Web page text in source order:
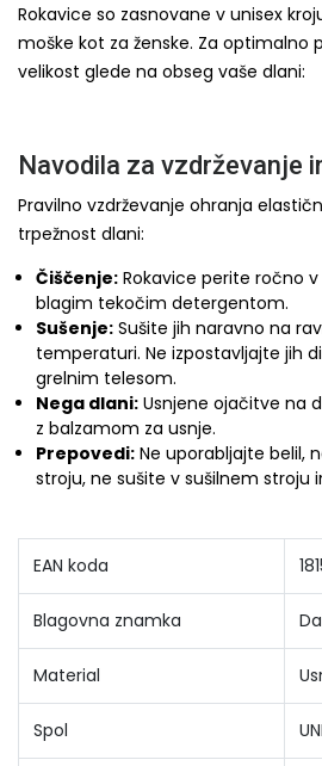
Rokavice so zasnovane v unisex
moške kot za ženske. Za optimalno
velikost glede na obseg vaše dlani:
Navodila za vzdrževanje
Pravilno vzdrževanje ohranja
trpežnost dlani:
Čiščenje: Rokavice perite ročno
blagim tekočim detergentom.
Sušenje: Sušite jih naravno na
temperaturi. Ne izpostavljajte jih
grelnim telesom.
Nega dlani: Usnjene ojačitve na
z balzamom za usnje.
Prepovedi: Ne uporabljajte belil,
stroju, ne sušite v sušilnem stroju
EAN koda
Blagovna znamka
Material
Spol UNI